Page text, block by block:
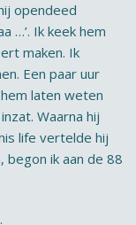
opendeed
…’. Ik keek hem
maken. Ik
Een paar uur
laten weten
Waarna hij
life vertelde hij
begon ik aan de 88